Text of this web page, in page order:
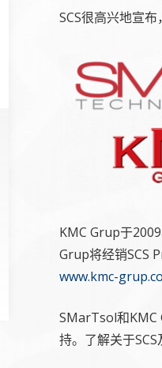
SCS很高兴地宣
KMC Grup于
Grup将经销SCS
www.kmc-
SMarTsol和KMC
持。了解关于